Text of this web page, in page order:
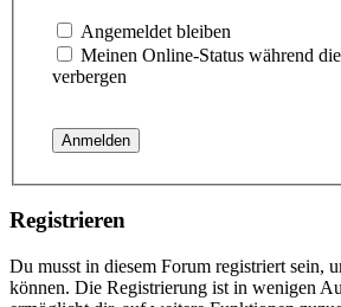
Angemeldet bleiben
Meinen Online-Status während
verbergen
Registrieren
Du musst in diesem Forum registriert sein,
können. Die Registrierung ist in wenigen